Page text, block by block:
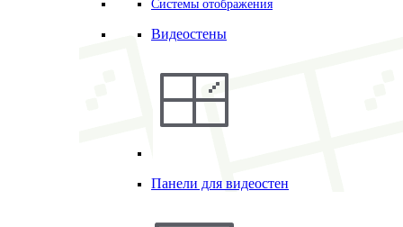
Системы отображения
Видеостены
Панели для видеостен